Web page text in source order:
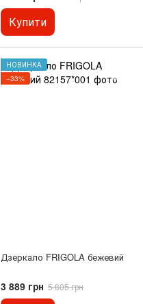
Купити
НОВИНКА
−33%
Дзеркало FRIGOLA бежевий
3 889 грн 5 805 грн